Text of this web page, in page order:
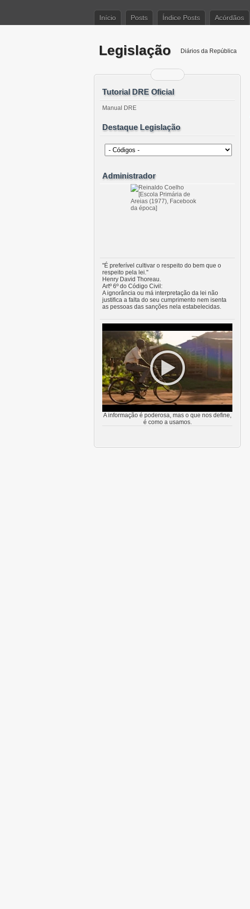
Início Posts Índice Posts Acórdãos
Legislação Diários da República
Tutorial DRE Oficial
Manual DRE
Destaque Legislação
Administrador
"É preferível cultivar o respeito do bem que o
respeito pela lei."
Henry David Thoreau.
Artº 6º do Código Civil:
A ignorância ou má interpretação da lei não
justifica a falta do seu cumprimento nem isenta
as pessoas das sanções nela estabelecidas.
A informação é poderosa, mas o que nos define,
é como a usamos.